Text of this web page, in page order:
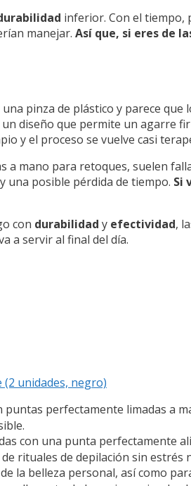
inferior. Con el tiempo,
manejar. Así que, si eres de
pinza de plástico y parece que
diseño que permite un agarre
y el proceso se vuelve casi
a mano para retoques, suelen
una posible pérdida de tiempo. Si
con durabilidad y efectividad,
a servir al final del día.
(2 unidades, negro)
puntas perfectamente limadas a
con una punta perfectamente
rituales de depilación sin estrés
la belleza personal, así como